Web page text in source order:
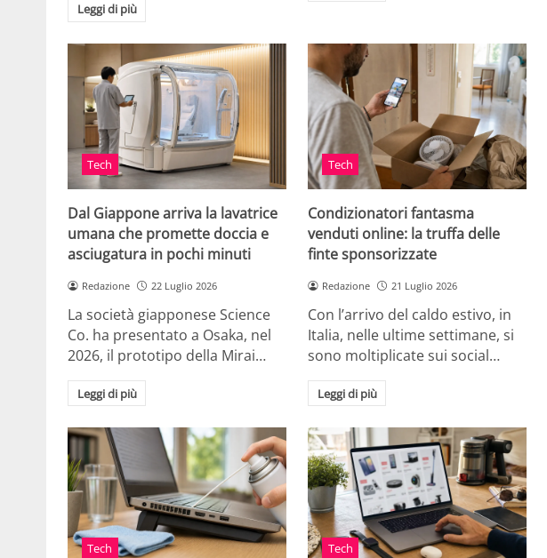
Leggi di più
Tech
Dal Giappone arriva la lavatrice
umana che promette doccia e
asciugatura in pochi minuti
Redazione 22 Luglio 2026
La società giapponese Science
Co. ha presentato a Osaka, nel
2026, il prototipo della Mirai…
Leggi di più
Tech
Condizionatori fantasma
venduti online: la truffa delle
finte sponsorizzate
Redazione 21 Luglio 2026
Con l’arrivo del caldo estivo, in
Italia, nelle ultime settimane, si
sono moltiplicate sui social…
Leggi di più
Tech Tech